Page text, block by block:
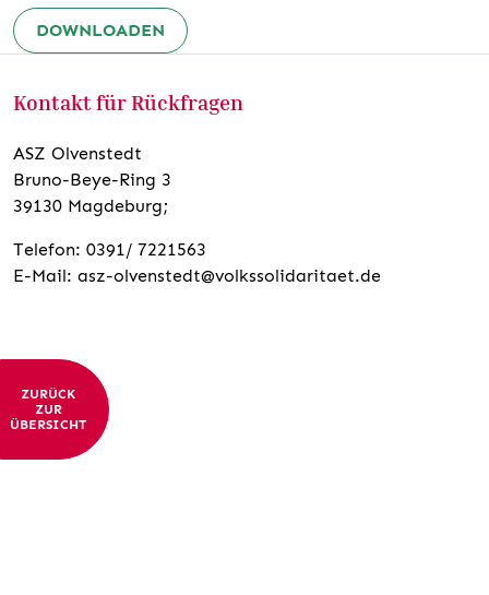
DOWNLOADEN
Kontakt für Rückfragen
ASZ Olvenstedt
Bruno-Beye-Ring 3
39130 Magdeburg;
Telefon: 0391/ 7221563
E-Mail: asz-olvenstedt@volkssolidaritaet.de
ZURÜCK
ZUR
ÜBERSICHT